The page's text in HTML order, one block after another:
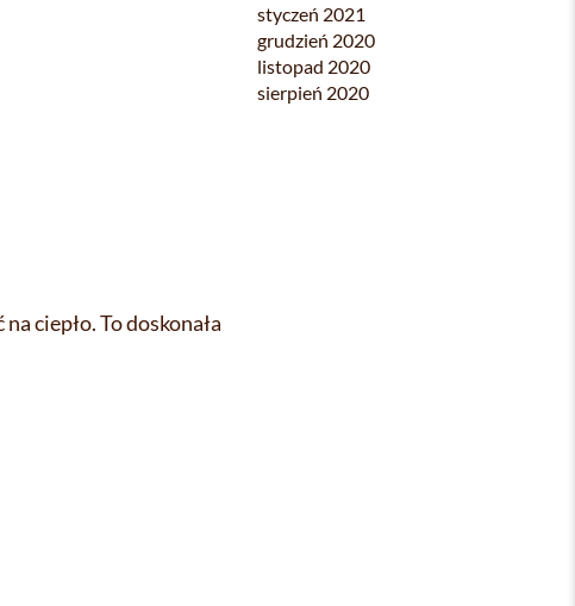
ciepło. To doskonała
styczeń 2021
grudzień 2020
listopad 2020
sierpień 2020